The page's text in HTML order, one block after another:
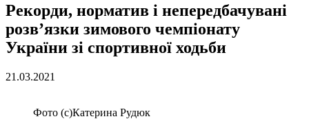
Рекорди, норматив і непередбачувані
розв’язки зимового чемпіонату
України зі спортивної ходьби
21.03.2021
Фото (с)Катерина Рудюк